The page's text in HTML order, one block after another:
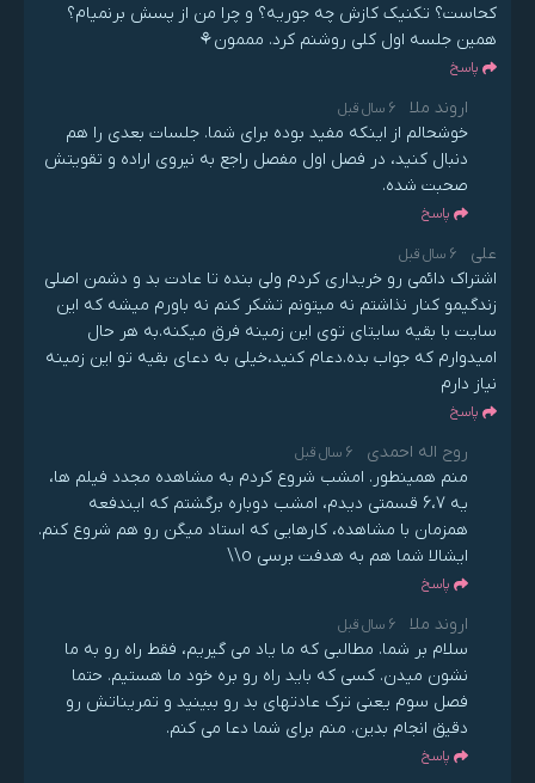
کحاست؟ تکنیک کازش چه جوریه؟ و چرا من از پسش برنمیام؟
همین جلسه اول کلی روشنم کرد. مممون⚘
پاسخ
اروند ملا 6 سال قبل
خوشحالم از اینکه مفید بوده برای شما. جلسات بعدی را هم
دنبال کنید، در فصل اول مفصل راجع به نیروی اراده و تقویتش
صحبت شده.
پاسخ
علی 6 سال قبل
اشتراک دائمی رو خریداری کردم ولی بنده تا عادت بد و دشمن اصلی
زندگیمو کنار نذاشتم نه میتونم تشکر کنم نه باورم میشه که این
سایت با بقیه سایتای توی این زمینه فرق میکنه.به هر حال
امیدوارم که جواب بده.دعام کنید،خیلی به دعای بقیه تو این زمینه
نیاز دارم
پاسخ
روح اله احمدی 6 سال قبل
منم همینطور. امشب شروع کردم به مشاهده مجدد فیلم ها،
یه 6،7 قسمتی دیدم، امشب دوباره برگشتم که ایندفعه
همزمان با مشاهده، کارهایی که استاد میگن رو هم شروع کنم.
ایشالا شما هم به هدفت برسی o\\
پاسخ
اروند ملا 6 سال قبل
سلام بر شما. مطالبی که ما یاد می گیریم، فقط راه رو به ما
نشون میدن. کسی که باید راه رو بره خود ما هستیم. حتما
فصل سوم یعنی ترک عادتهای بد رو ببینید و تمریناتش رو
دقیق انجام بدین. منم برای شما دعا می کنم.
پاسخ